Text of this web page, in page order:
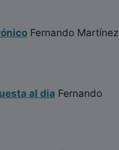
Fernando Martínez
al dia Fernando